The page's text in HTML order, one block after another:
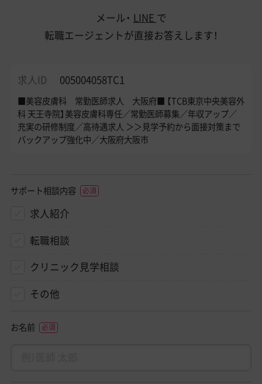
メール・ LINE で
転職エージェントが直接お答えします！
求人ID 005004058TC1
■美容皮膚科 常勤医師求人 大阪府■ 【TCB東京中央美容外
科 天王寺院】美容皮膚科専任／常勤医師募集／年収アップ／
充実の研修制度／高待遇求人 ＞＞見学予約から面接対策まで
バックアップ強化中／大阪府大阪市
サポート相談内容
求人紹介
転職相談
クリニック見学相談
その他
お名前